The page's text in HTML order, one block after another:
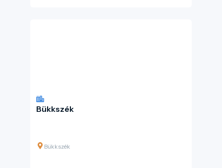
Bükkszék
Bükkszék